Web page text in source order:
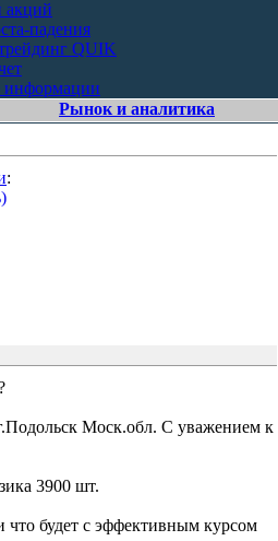
акций
падения
QUIK
информации
Рынок и аналитика
:
Моск.обл. С уважением к
3900 шт.
будет с эффективным курсом